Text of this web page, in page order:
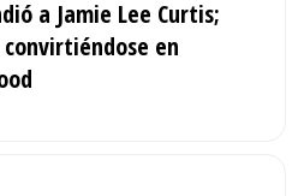
a Jamie Lee Curtis;
en